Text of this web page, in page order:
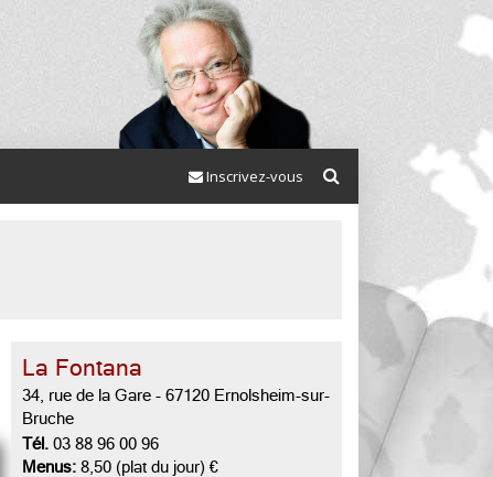
Inscrivez-vous
La Fontana
34, rue de la Gare - 67120 Ernolsheim-sur-
Bruche
Tél. 03 88 96 00 96
Menus: 8,50 (plat du jour) €